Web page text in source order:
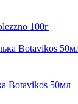
100г
Botavikos 50мл